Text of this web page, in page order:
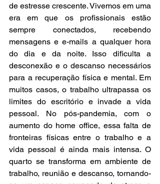
de estresse crescente. Vivemos em uma
era em que os profissionais estão
sempre conectados, recebendo
mensagens e e-mails a qualquer hora
do dia e da noite. Isso dificulta a
desconexão e o descanso necessários
para a recuperação física e mental. Em
muitos casos, o trabalho ultrapassa os
limites do escritório e invade a vida
pessoal. No pós-pandemia, com o
aumento do home office, essa falta de
fronteiras físicas entre o trabalho e a
vida pessoal é ainda mais intensa. O
quarto se transforma em ambiente de
trabalho, reunião e descanso, tornando-